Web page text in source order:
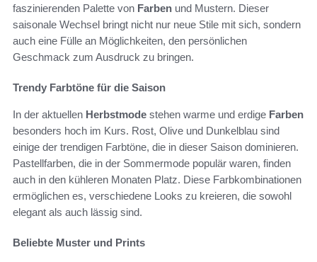
faszinierenden Palette von Farben und Mustern. Dieser
saisonale Wechsel bringt nicht nur neue Stile mit sich, sondern
auch eine Fülle an Möglichkeiten, den persönlichen
Geschmack zum Ausdruck zu bringen.
Trendy Farbtöne für die Saison
In der aktuellen Herbstmode stehen warme und erdige Farben
besonders hoch im Kurs. Rost, Olive und Dunkelblau sind
einige der trendigen Farbtöne, die in dieser Saison dominieren.
Pastellfarben, die in der Sommermode populär waren, finden
auch in den kühleren Monaten Platz. Diese Farbkombinationen
ermöglichen es, verschiedene Looks zu kreieren, die sowohl
elegant als auch lässig sind.
Beliebte Muster und Prints